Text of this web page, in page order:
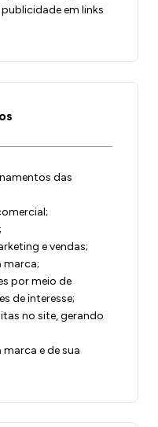
em links
das
e vendas;
marca;
por meio de
de interesse;
no site, gerando
e de sua